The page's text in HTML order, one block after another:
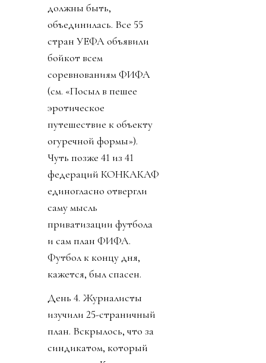
должны быть,
объединилась. Все 55
стран УЕФА объявили
бойкот всем
соревнованиям ФИФА
(см. «Посыл в пешее
эротическое
путешествие к объекту
огуречной формы»).
Чуть позже 41 из 41
федераций КОНКАКАФ
единогласно отвергли
саму мысль
приватизации футбола
и сам план ФИФА.
Футбол к концу дня,
кажется, был спасен.
День 4. Журналисты
изучили 25-страничный
план. Вскрылось, что за
синдикатом, который